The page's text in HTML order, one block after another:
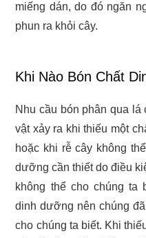
miếng dán, do đó ngăn
phun ra khỏi cây.
Khi Nào Bón Chất
Nhu cầu bón phân qua
vật xảy ra khi thiếu một
hoặc khi rễ cây không
dưỡng cần thiết do điều
không thể cho chúng ta
dinh dưỡng nên chúng
cho chúng ta biết. Khi